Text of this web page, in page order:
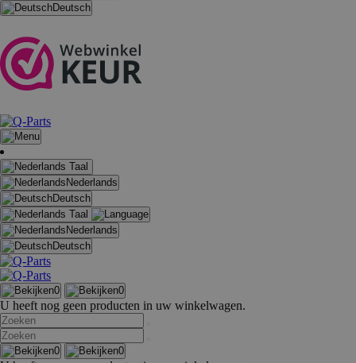
Deutsch
Taal
Nederlands
Deutsch
Taal
Nederlands
Deutsch
0 0
U heeft nog geen producten in uw winkelwagen.
0 0